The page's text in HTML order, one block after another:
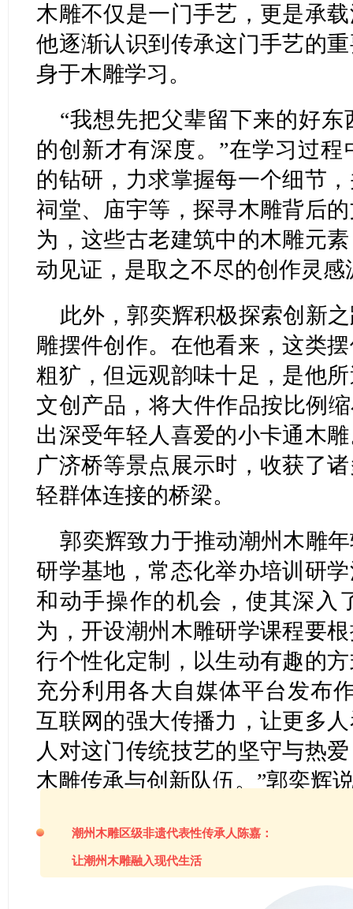
木雕不仅是一门手艺，更是承
他逐渐认识到传承这门手艺的
身于木雕学习。
“我想先把父辈留下来的好
的创新才有深度。”在学习过
的钻研，力求掌握每一个细节
祠堂、庙宇等，探寻木雕背后
为，这些古老建筑中的木雕元
动见证，是取之不尽的创作灵感
此外，郭奕辉积极探索创新
雕摆件创作。在他看来，这类
粗犷，但远观韵味十足，是他
文创产品，将大件作品按比例
出深受年轻人喜爱的小卡通木
广济桥等景点展示时，收获了
轻群体连接的桥梁。
郭奕辉致力于推动潮州木雕
研学基地，常态化举办培训研
和动手操作的机会，使其深入
为，开设潮州木雕研学课程要
行个性化定制，以生动有趣的
充分利用各大自媒体平台发布
互联网的强大传播力，让更多
人对这门传统技艺的坚守与热
木雕传承与创新队伍。”郭奕辉
潮州木雕区级非遗代表性传承人陈嘉：
让潮州木雕融入现代生活